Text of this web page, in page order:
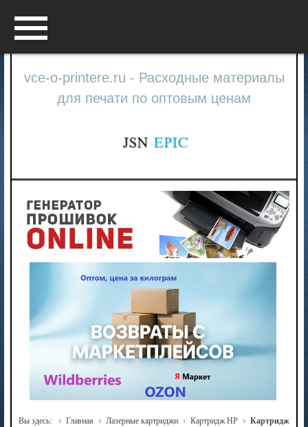
vce-o-printere.ru - Расходные материалы
для печати по оптовым ценам
Вы здесь: Главная Лазерные картриджи Картридж HP
Картридж